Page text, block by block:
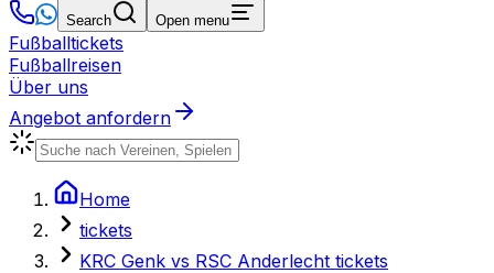
Search Open menu
Fußballtickets
Fußballreisen
Über uns
Angebot anfordern
Home
tickets
KRC Genk vs RSC Anderlecht tickets